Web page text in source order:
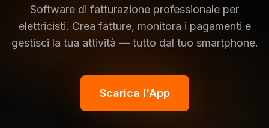
Software di fatturazione professionale per
elettricisti. Crea fatture, monitora i pagamenti e
gestisci la tua attività — tutto dal tuo smartphone.
Scarica l'App